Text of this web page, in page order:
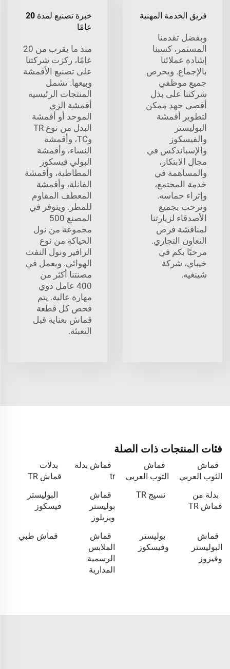
فريق الخدمة المهنية
وبفضل تقدمنا
المستمر، كسبنا
إشادة عملائنا
بالإجماع. ويحرص
جميع موظفي
شركتنا على بذل
أقصى جهد ممكن
لتطوير أقمشة
البوليستر
والفيسكوز
والإسباندكس في
مجال الابتكار،
والمساهمة في
خدمة المجتمع،
وإثراء حماسه.
ونرحب بجميع
الأصدقاء لزيارتنا
لمناقشة فرص
التعاون التجاري.
مرحبًا بكم في
خيباي، شركة
شينغيه.
خبرة تصنيع لمدة 20
عامًا
منذ ما يقرب من 20
عامًا، ركزت شركتنا
على تصنيع الأقمشة
وبيعها. تشمل
المنتجات الرئيسية
أقمشة الزي
الموحد أو أقمشة
البدل من نوع TR
وTC، وأقمشة
النساء، وأقمشة
البولي فيسكوز
المطاطية، وأقمشة
الفانلة، وأقمشة
المعطف المقاوم
للمطر. ويتوفر في
المصنع 500
مجموعة من نول
الحياكة من نوع
الرافير ونول النفث
الهوائي. ويعمل في
مصنتنا أكثر من
400 عامل ذوي
مهارة عالية. يتم
فحص كل قطعة
قماش بعناية قبل
التعبئة.
فئات المنتجات ذات الصلة
قماش
الثوب العربي
قماش
الثوب العربي
قماش بدلة
tr
بدلات
قماش TR
بدلة من
قماش TR
نسيج TR
قماش
بوليستر
ويزيلوز
البوليستر
فيسكوز
قماش
البوليستر
وفيزوز
بوليستر
وفيسكوز
قماش
الملابس
الرسمية
المدارية
قماش طبي